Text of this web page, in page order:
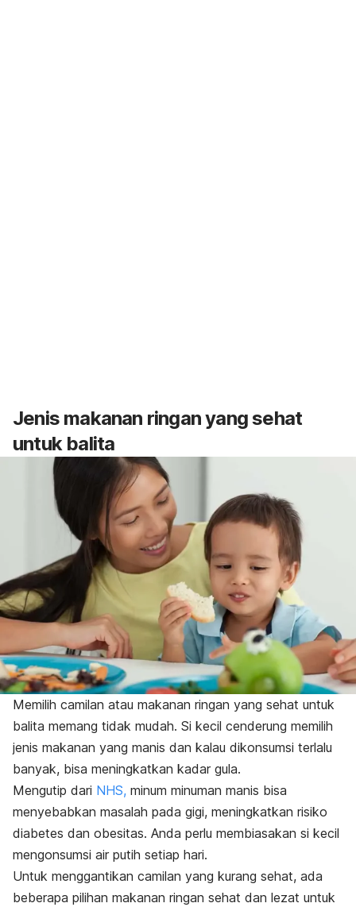
Jenis makanan ringan yang sehat
untuk balita
Memilih camilan atau makanan ringan yang sehat untuk
balita memang tidak mudah. Si kecil cenderung memilih
jenis makanan yang manis dan kalau dikonsumsi terlalu
banyak, bisa meningkatkan kadar gula.
Mengutip dari NHS, minum minuman manis bisa
menyebabkan masalah pada gigi, meningkatkan risiko
diabetes dan obesitas. Anda perlu membiasakan si kecil
mengonsumsi air putih setiap hari.
Untuk menggantikan camilan yang kurang sehat, ada
beberapa pilihan makanan ringan sehat dan lezat untuk